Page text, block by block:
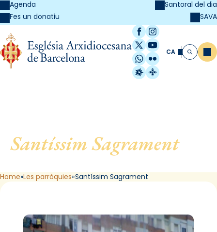
Agenda
Fes un donatiu
Santoral del dia
SAVA
Facebook
Instagram
X / Twitter
YouTube
WhatsApp
Flickr
Radio Estel
Catalunya
CA Cerca
Santíssim Sagrament, de
Barcelona
Home Les parròquies Santíssim Sagrament